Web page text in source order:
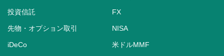
投資信託 FX
先物・オプション取引 NISA
iDeCo 米ドルMMF